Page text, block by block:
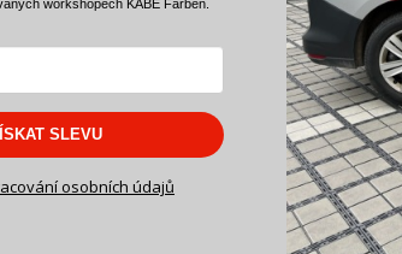
workshopech KABE Farben.
SLEVU
osobních údajů